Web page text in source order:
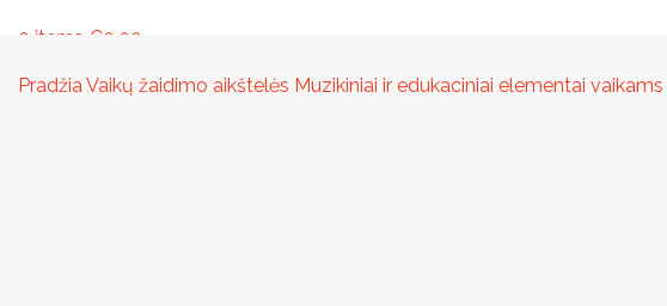
0 items €0.00
Pradžia Vaikų žaidimo aikštelės Muzikiniai ir edukaciniai elementai vaikams